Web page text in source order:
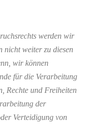
werden wir
nicht weiter zu diesen
wir können
für die Verarbeitung
Rechte und Freiheiten
der
Verteidigung von